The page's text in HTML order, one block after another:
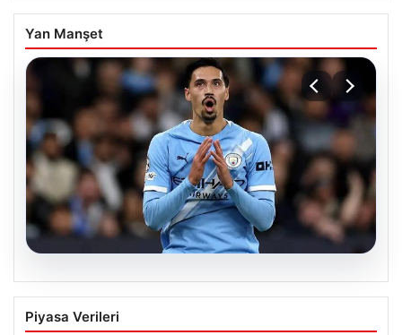
Yan Manşet
04.08.2026
Galatasaray’da orta sahaya dev isim!
Manchester City’nin yıldızı Tijjani
Piyasa Verileri